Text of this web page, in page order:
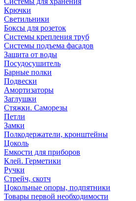
Крючки
Светильники
Боксы для розеток
Системы крепления труб
Системы подъема фасадов
Защита от воды
Посудосушитель
Барные полки
Подвески
Амортизаторы
Заглушки
Стяжки. Саморезы
Петли
Замки
Полкодержатели, кронштейны
Цоколь
Емкости для приборов
Клей. Герметики
Ручки
Стрейч, скотч
Цокольные опоры, подпятники
Товары первой необходимости